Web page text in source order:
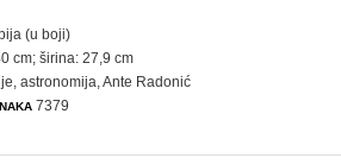
(u boji)
cm; širina: 27,9 cm
,astronomija , Ante Radonić
7379